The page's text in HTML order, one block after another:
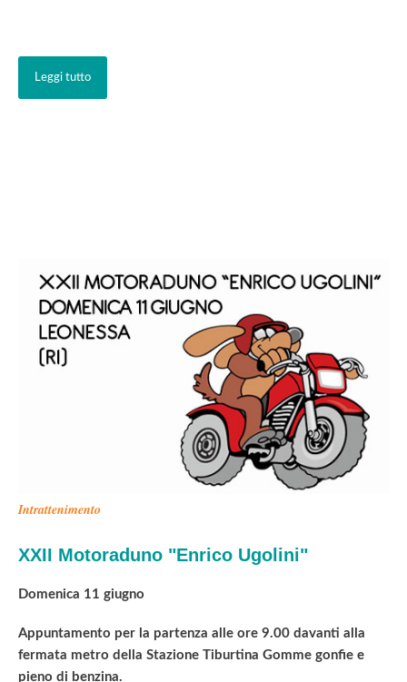
Leggi tutto
Intrattenimento
XXII Motoraduno "Enrico Ugolini"
Domenica 11 giugno
Appuntamento per la partenza alle ore 9.00 davanti alla
fermata metro della Stazione Tiburtina Gomme gonfie e
pieno di benzina.